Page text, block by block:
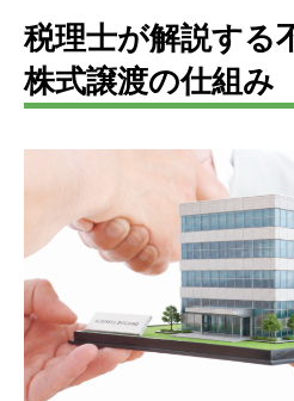
税理士が解説する
株式譲渡の仕組み